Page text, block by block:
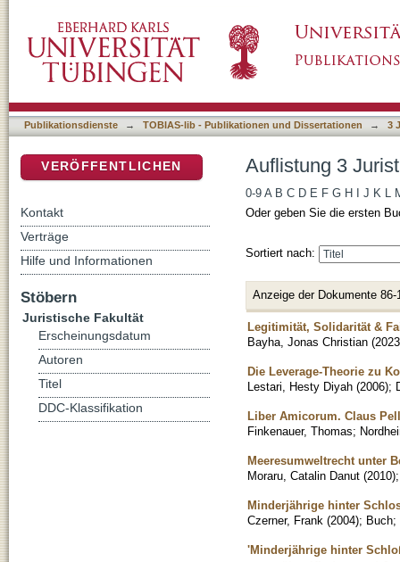
Publikationsdienste → TOBIAS-lib - Publikationen und Dissertationen → 3
Auflistung 3
0-9 A B C D E F G H J K L
Oder geben Sie die ersten
Sortiert nach:
Anzeige der Dokumente 86-
Legitimität, Solidarität &
Bayha, Jonas Christian (
Die Leverage-Theorie zu
Lestari, Hesty Diyah (2006);
Liber Amicorum. Claus
Finkenauer, Thomas;
Meeresumweltrecht unter
Moraru, Catalin Danut (2010)
Minderjährige hinter
Czerner, Frank (2004); Buch;
'Minderjährige hinter
VERÖFFENTLICHEN
Kontakt
Verträge
Hilfe und Informationen
Stöbern
Juristische Fakultät
Erscheinungsdatum
Autoren
Titel
DDC-Klassifikation